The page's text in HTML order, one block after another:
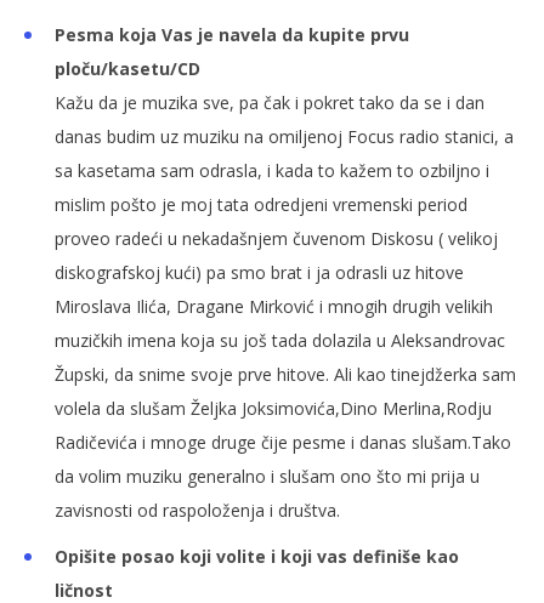
Pesma koja Vas je navela da kupite prvu
ploču/kasetu/CD
Kažu da je muzika sve, pa čak i pokret tako da se i dan
danas budim uz muziku na omiljenoj Focus radio stanici, a
sa kasetama sam odrasla, i kada to kažem to ozbiljno i
mislim pošto je moj tata odredjeni vremenski period
proveo radeći u nekadašnjem čuvenom Diskosu ( velikoj
diskografskoj kući) pa smo brat i ja odrasli uz hitove
Miroslava Ilića, Dragane Mirković i mnogih drugih velikih
muzičkih imena koja su još tada dolazila u Aleksandrovac
Župski, da snime svoje prve hitove. Ali kao tinejdžerka sam
volela da slušam Željka Joksimovića,Dino Merlina,Rodju
Radičevića i mnoge druge čije pesme i danas slušam.Tako
da volim muziku generalno i slušam ono što mi prija u
zavisnosti od raspoloženja i društva.
Opišite posao koji volite i koji vas definiše kao
ličnost